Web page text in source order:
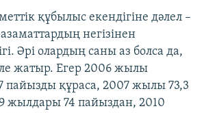
құбылыс екендігіне дәлел –
негізінен
Әрі олардың саны аз болса да,
жатыр. Егер 2006 жылы
пайызды құраса, 2007 жылы 73,3
жылдары 74 пайыздан, 2010